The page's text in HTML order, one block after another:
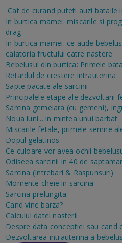
Cat de curand puteti auzi bataile
In burtica mamei: miscarile si
drag
In burtica mamei: ce aude
calatoria fructului catre nastere
Bebelusul din burtica: Primele
Retardul de crestere intrauterina
Sapte pacate ale sarcinii
Principalele etape ale dezvoltarii
Sarcina gemelara (cu gemeni),
Noua luni... in mintea unui barbat
Miscarile fetale, primele semne
Dopul gelatinos
Ce culoare vor avea ochii
Odiseea sarcinii in 40 de
Sarcina (Intrebari & Raspunsuri)
Momente cheie in sarcina
Sarcina prelungita
Cand vine barza?
Calculul datei nasterii
Despre data conceptiei sau cand
Dezvoltarea intrauterina a